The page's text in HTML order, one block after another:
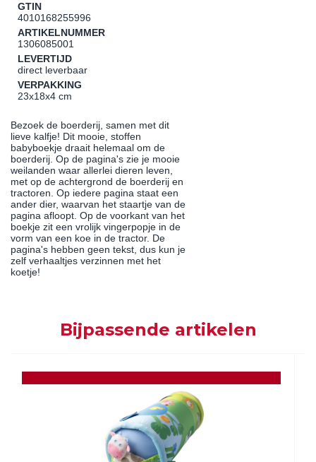
GTIN
4010168255996
ARTIKELNUMMER
1306085001
LEVERTIJD
direct leverbaar
VERPAKKING
23x18x4 cm
Bezoek de boerderij, samen met dit
lieve kalfje! Dit mooie, stoffen
babyboekje draait helemaal om de
boerderij. Op de pagina's zie je mooie
weilanden waar allerlei dieren leven,
met op de achtergrond de boerderij en
tractoren. Op iedere pagina staat een
ander dier, waarvan het staartje van de
pagina afloopt. Op de voorkant van het
boekje zit een vrolijk vingerpopje in de
vorm van een koe in de tractor. De
pagina's hebben geen tekst, dus kun je
zelf verhaaltjes verzinnen met het
koetje!
Bijpassende artikelen